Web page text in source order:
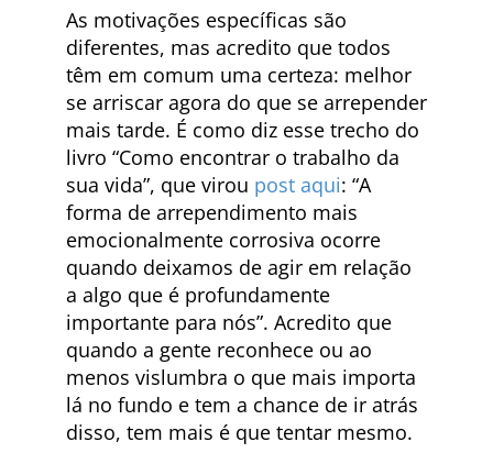
As motivações específicas são
diferentes, mas acredito que todos
têm em comum uma certeza: melhor
se arriscar agora do que se arrepender
mais tarde. É como diz esse trecho do
livro “Como encontrar o trabalho da
sua vida”, que virou post aqui: “A
forma de arrependimento mais
emocionalmente corrosiva ocorre
quando deixamos de agir em relação
a algo que é profundamente
importante para nós”. Acredito que
quando a gente reconhece ou ao
menos vislumbra o que mais importa
lá no fundo e tem a chance de ir atrás
disso, tem mais é que tentar mesmo.